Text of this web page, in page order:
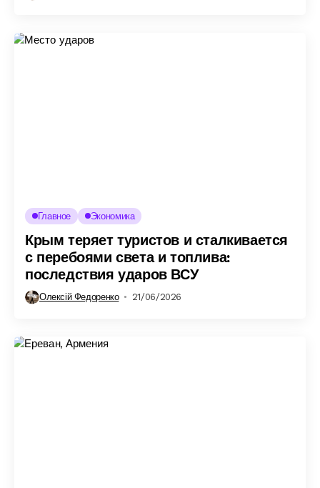
Главное Экономика
Крым теряет туристов и сталкивается
с перебоями света и топлива:
последствия ударов ВСУ
Олексій Федоренко 21/06/2026